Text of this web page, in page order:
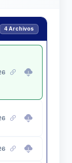
4 Archivos